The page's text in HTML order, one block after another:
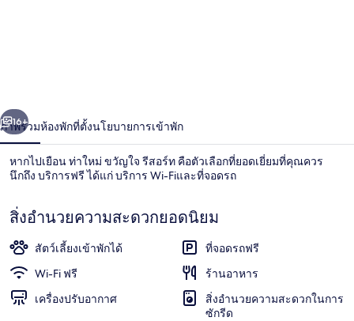
บริเวณภายนอก
า
ถัดไป
16+
ภาพรวมห้องพักที่ตั้งนโยบายการเข้าพัก
หากไปเยือน ท่าใหม่ ขวัญใจ รีสอร์ท คือตัวเลือกที่ยอดเยี่ยมที่คุณควร
นึกถึง บริการฟรี ได้แก่ บริการ Wi-Fiและที่จอดรถ
สิ่งอำนวยความสะดวกยอดนิยม
สัตว์เลี้ยงเข้าพักได้
ที่จอดรถฟรี
Wi-Fi ฟรี
ร้านอาหาร
เครื่องปรับอากาศ
สิ่งอำนวยความสะดวกในการ
ซักรีด